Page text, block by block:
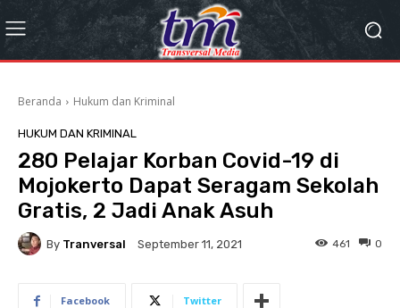
Beranda Hukum dan Kriminal
HUKUM DAN KRIMINAL
280 Pelajar Korban Covid-19 di
Mojokerto Dapat Seragam Sekolah
Gratis, 2 Jadi Anak Asuh
By Tranversal September 11, 2021 0
461
Facebook Twitter